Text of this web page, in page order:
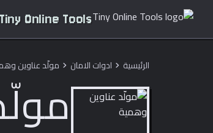
Tiny Online Tools
الرئيسية chevron_right ادوات الامان chevron_right مولّد عناوين